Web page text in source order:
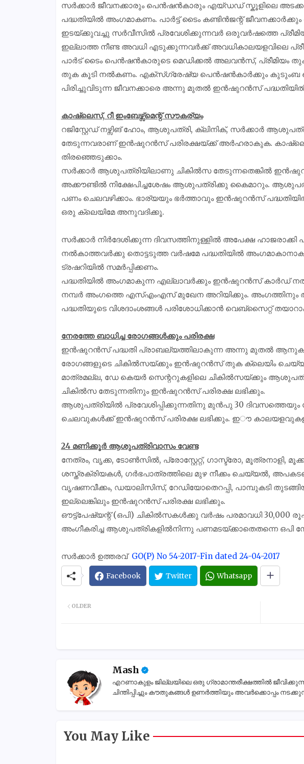
സർക്കാർ ജീവനക്കാരും പെൻഷൻകാരും എയ്ഡഡ് സ്കൂളിലെ
പദ്ധതിയിൽ അംഗമാകണം. പാർട്ട് ടൈം കണ്ടി‍ൻജന്റ്
ഇടയ്ക്കുവച്ചു സർവീസിൽ പ്രവേശിക്കുന്നവർ ഒരുവർഷത്തെ
ഇല്ലാത്ത നീണ്ട അവധി എടുക്കുന്നവർക്ക് അവധികാലയളവിലെ
പാർട് ടൈം പെൻഷൻകാരുടെ മെഡിക്കൽ അലവൻസ്, പ്രീമിയം
തുക കൂടി നൽകണം. എക്സ്ഗ്രേഷ്യ പെൻഷൻകാർക്കും കുടുംബ
പിരിച്ചുവിടുന്ന ജീവനക്കാരെ അന്നു മുതൽ ഇൻഷുറൻസ്
കാഷ്‌ലെസ്, റീ ഇംബേഴ്സ്മെന്റ് സൗകര്യം
റജിസ്റ്റേഡ് നഴ്സിങ് ഹോം, ആശുപത്രി, ക്ലിനിക്, സർക്കാർ
തേടുന്നവരാണ് ഇൻഷുറൻസ് പരിരക്ഷയ്ക്ക് അർഹരാകുക.
തിരഞ്ഞെടുക്കാം.
സർക്കാർ ആശുപത്രിയിലാണു ചികിൽസ തേടുന്നതെങ്കിൽ
അക്കൗണ്ടിൽ നിക്ഷേപിച്ചശേഷം ആശുപത്രിക്കു കൈമാറും.
പണം ചെലവഴിക്കാം. ഭാര്യയും ഭർത്താവും ഇൻഷുറൻസ്
ഒരു ക്ലെയിമേ അനുവദിക്കൂ.
സർക്കാർ നിർദേശിക്കുന്ന ദിവസത്തിനുള്ളിൽ അപേക്ഷ ഹാജരാക്കി
നൽകാത്തവർക്കു തൊട്ടടുത്ത വർഷമേ പദ്ധതിയിൽ
ട്രഷറിയിൽ സമർപ്പിക്കണം.
പദ്ധതിയിൽ അംഗമാകുന്ന എല്ലാവർക്കും ഇൻഷുറൻസ് കാർഡ്
നമ്പർ അംഗത്തെ എസ്എംഎസ് മുഖേന അറിയിക്കും.
പദ്ധതിയുടെ വിശദാംശങ്ങൾ പരിശോധിക്കാൻ വെബ്സൈറ്റ്
നേരത്തേ ബാധിച്ച രോഗങ്ങൾക്കും പരിരക്ഷ
ഇൻഷുറൻസ് പദ്ധതി പ്രാബല്യത്തിലാകുന്ന അന്നു മുതൽ
രോഗങ്ങളുടെ ചികിൽസയ്ക്കും ഇൻഷുറൻസ് തുക ക്ലെയിം
മാത്രമല്ല, ഡേ കെയർ സെന്ററുകളിലെ ചികിൽസയ്ക്കും
ചികിൽസ തേടുന്നതിനും ഇൻഷുറൻസ് പരിരക്ഷ ലഭിക്കും.
ആശുപത്രിയിൽ പ്രവേശിപ്പിക്കുന്നതിനു മുൻപു 30 ദിവസത്തെയും
ചെലവുകൾക്ക് ഇൻഷുറൻസ് പരിരക്ഷ ലഭിക്കും. ഇൗ
24 മണിക്കൂർ ആശുപത്രിവാസം വേണ്ട
നേത്രം, വൃക്ക, ടോൺസിൽ, പ്രോസ്റ്റേറ്റ്, ഗാസ്ട്രോ, മൂത്രനാളി,
ശസ്ത്രക്രിയകൾ, ഗർഭപാത്രത്തിലെ മുഴ നീക്കം ചെയ്യൽ,
വൃഷണവീക്കം, ഡയാലിസിസ്, റേഡിയോതെറപ്പി, പാമ്പുകടി
ഇല്ലെങ്കിലും ഇൻഷുറൻസ് പരിരക്ഷ ലഭിക്കും.
ഔട്ട്‌പേഷ്യന്റ് (ഒപി) ചികിൽസകൾക്കു വർഷം പരമാവധി
അംഗീകരിച്ച ആശുപത്രികളിൽനിന്നു പണമടയ്ക്കാതെതന്നെ ഒപി
സർക്കാർ ഉത്തരവ് GO(P) No 54-2017-Fin dated 24-04-2017
Facebook Twitter Whatsapp
OLDER
Mash
എറണാകുളം ജില്ലയിലെ ഒരു ഗ്രാമാന്തരീക്ഷത്തിൽ
ചിന്തിപ്പിച്ചും കൗതുകങ്ങൾ ഉണർത്തിയും അവർക്കൊപ്പം
You May Like